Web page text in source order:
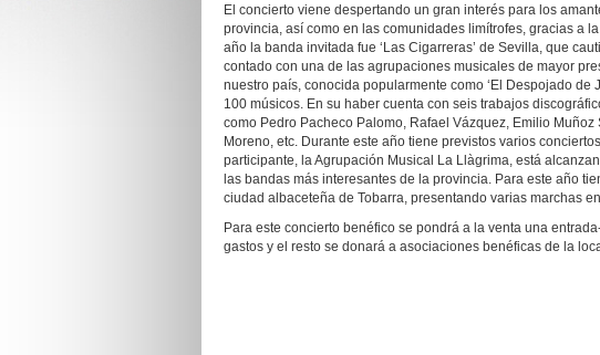
El concierto viene despertando un gran interés para los
provincia, así como en las comunidades limítrofes, gracias a
año la banda invitada fue ‘Las Cigarreras’ de Sevilla, que
contado con una de las agrupaciones musicales de mayor
nuestro país, conocida popularmente como ‘El Despojado de
100 músicos. En su haber cuenta con seis trabajos
como Pedro Pacheco Palomo, Rafael Vázquez, Emilio
Moreno, etc. Durante este año tiene previstos varios
participante, la Agrupación Musical La Llàgrima, está
las bandas más interesantes de la provincia. Para este año
ciudad albaceteña de Tobarra, presentando varias marchas
Para este concierto benéfico se pondrá a la venta una
gastos y el resto se donará a asociaciones benéficas de la